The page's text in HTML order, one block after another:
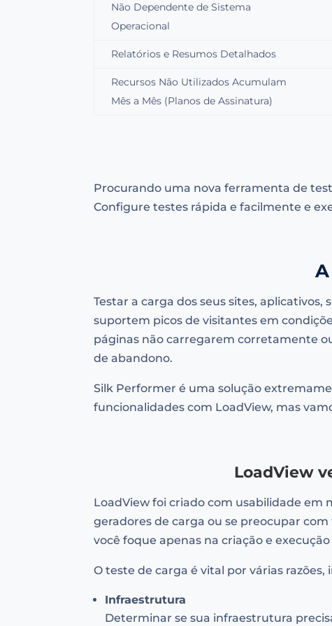
Não Dependente de Sistema
Operacional
Relatórios e Resumos Detalhados
Recursos Não Utilizados Acumulam
Mês a Mês (Planos de Assinatura)
Procurando uma nova ferramenta de
Configure testes rápida e facilmente e
Testar a carga dos seus sites,
suportem picos de visitantes em
páginas não carregarem corretamente
de abandono.
Silk Performer é uma solução
funcionalidades com LoadView, mas
LoadView
LoadView foi criado com usabilidade em
geradores de carga ou se preocupar
você foque apenas na criação e
O teste de carga é vital por várias razões,
Infraestrutura
Determinar se sua infraestrutura